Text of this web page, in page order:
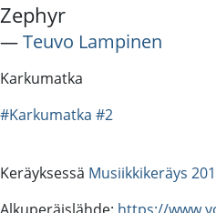
Zephyr
―Teuvo Lampinen
Karkumatka
#Karkumatka #2
Keräyksessä Musiikkikeräys